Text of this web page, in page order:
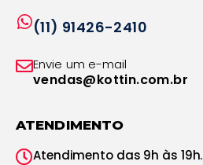
(11) 91426-2410
Envie um e-mail
vendas@kottin.com.br
ATENDIMENTO
Atendimento das 9h às 19h.